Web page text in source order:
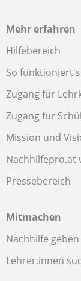
Mehr erfahren
Hilfebereich
So funktioniert's
Zugang für
Zugang für
Mission und
Nachhilfepro.at
Pressebereich
Mitmachen
Nachhilfe geben
Lehrer:innen